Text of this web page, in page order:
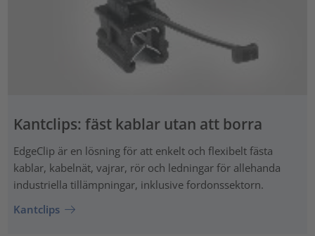
Kantclips: fäst kablar utan att borra
EdgeClip är en lösning för att enkelt och flexibelt fästa
kablar, kabelnät, vajrar, rör och ledningar för allehanda
industriella tillämpningar, inklusive fordonssektorn.
Kantclips